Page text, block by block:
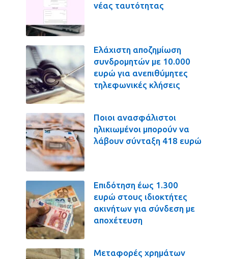
νέας ταυτότητας
Ελάχιστη αποζημίωση
συνδρομητών με 10.000
ευρώ για ανεπιθύμητες
τηλεφωνικές κλήσεις
Ποιοι ανασφάλιστοι
ηλικιωμένοι μπορούν να
λάβουν σύνταξη 418 ευρώ
Επιδότηση έως 1.300
ευρώ στους ιδιοκτήτες
ακινήτων για σύνδεση με
αποχέτευση
Μεταφορές χρημάτων